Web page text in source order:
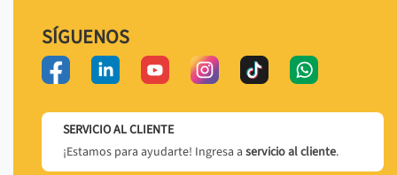
SÍGUENOS
SERVICIO AL CLIENTE
¡Estamos para ayudarte! Ingresa a servicio al cliente.